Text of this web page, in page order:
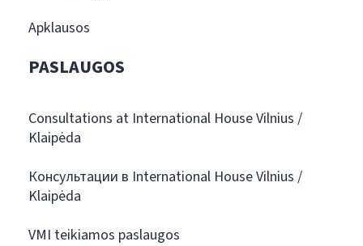
Apklausos
PASLAUGOS
Consultations at International House Vilnius /
Klaipėda
Консультации в International House Vilnius /
Klaipėda
VMI teikiamos paslaugos